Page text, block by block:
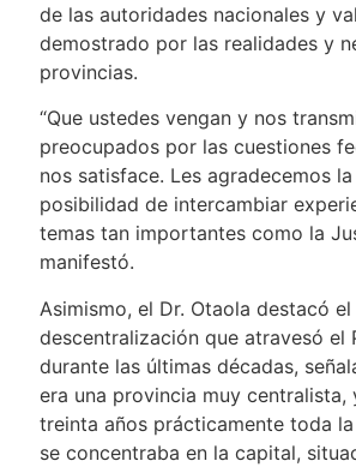
de las autoridades nacionales y
demostrado por las realidades y
provincias.
“Que ustedes vengan y nos
preocupados por las cuestiones
nos satisface. Les agradecemos
posibilidad de intercambiar
temas tan importantes como la
manifestó.
Asimismo, el Dr. Otaola destacó
descentralización que atravesó el
durante las últimas décadas,
era una provincia muy centralista,
treinta años prácticamente toda
se concentraba en la capital,